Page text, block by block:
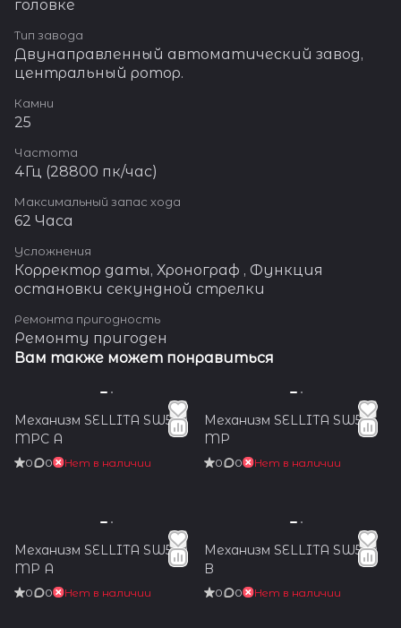
головке
Тип завода
Двунаправленный автоматический завод,
центральный ротор.
Камни
25
Частота
4Гц (28800 пк/час)
Максимальный запас хода
62 Часа
Усложнения
Корректор даты, Хронограф , Функция
остановки секундной стрелки
Ремонта пригодность
Ремонту пригоден
Вам также может понравиться
Механизм SELLITA SW530
MPC A
0 0 Нет в наличии
Механизм SELLITA SW536
MP
0 0 Нет в наличии
Механизм SELLITA SW530
MP A
0 0 Нет в наличии
Механизм SELLITA SW530
B
0 0 Нет в наличии